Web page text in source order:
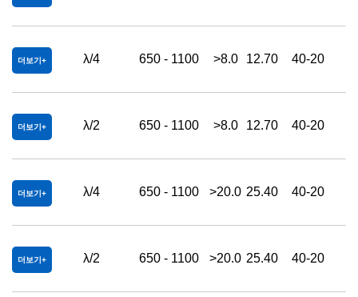
더보기 λ/4 650 - 1100 >8.0 12.70 40-20
더보기 λ/2 650 - 1100 >8.0 12.70 40-20
더보기 λ/4 650 - 1100 >20.0 25.40 40-20
더보기 λ/2 650 - 1100 >20.0 25.40 40-20